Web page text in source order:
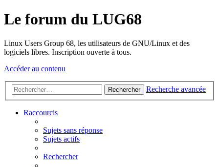
Le forum du LUG68
Linux Users Group 68, les utilisateurs de GNU/Linux et des
logiciels libres. Inscription ouverte à tous.
Accéder au contenu
Rechercher Recherche avancée
Raccourcis
Sujets sans réponse
Sujets actifs
Rechercher